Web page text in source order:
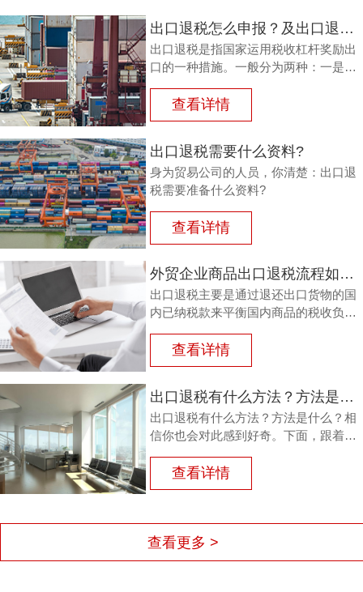
出口退税怎么申报？及出口退税怎么进行填写增值税申报表?
出口退税是指国家运用税收杠杆奖励出
口的一种措施。一般分为两种：一是退
或半成品，加工制成产品出口时，退还
其已纳的进口税。
查看详情
出口退税需要什么资料?
身为贸易公司的人员，你清楚：出口退
税需要准备什么资料?
查看详情
外贸企业商品出口退税流程如何？鸿裕以鞋业公司申请出口退税为例
出口退税主要是通过退还出口货物的国
内已纳税款来平衡国内商品的税收负
品出口退税流程如何？能退多少？广州
鸿裕财税以下用案例说明。
查看详情
出口退税有什么方法？方法是什么？
出口退税有什么方法？方法是什么？相
信你也会对此感到好奇。下面，跟着广
查看详情
查看更多 >